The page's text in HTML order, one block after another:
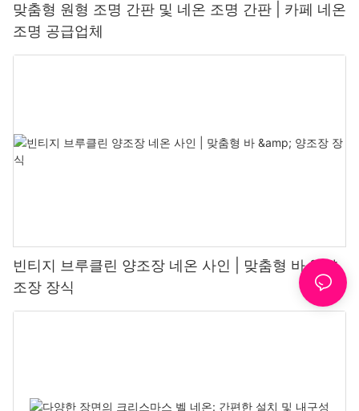
맞춤형 원형 조명 간판 및 네온 조명 간판 | 카페 네온
조명 공급업체
빈티지 브루클린 양조장 네온 사인 | 맞춤형 바 & 양
조장 장식